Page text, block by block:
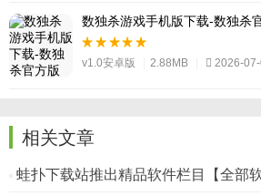
数独杀游戏手机版下载-数独杀
v1.0安卓版 2.88MB 2026-
相关文章
蛙扑下载站推出精品软件栏目【全部